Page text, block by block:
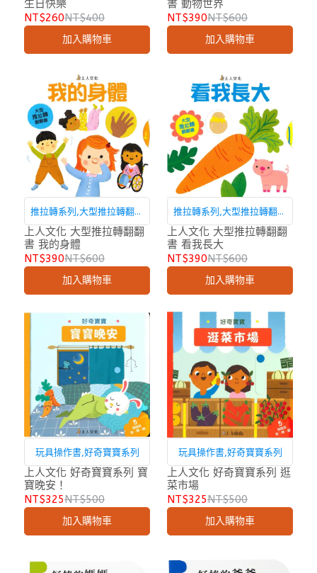
生日快樂
NT$260NT$400
加入購物車
書 動物世界
NT$390NT$600
加入購物車
推拉轉系列,大型推拉轉翻翻
書
上人文化 大型推拉轉翻翻
書 我的身體
NT$390NT$600
加入購物車
推拉轉系列,大型推拉轉翻翻
書
上人文化 大型推拉轉翻翻
書 看我長大
NT$390NT$600
加入購物車
玩具操作書,好奇寶寶系列
上人文化 好奇寶寶系列 寶
寶晚安！
NT$325NT$500
加入購物車
玩具操作書,好奇寶寶系列
上人文化 好奇寶寶系列 逛
菜市場
NT$325NT$500
加入購物車